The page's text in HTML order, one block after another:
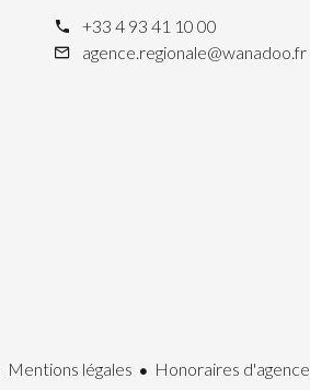
+33 4 93 41 10 00
agence.regionale@wanadoo.fr
Mentions légales Honoraires d'agence